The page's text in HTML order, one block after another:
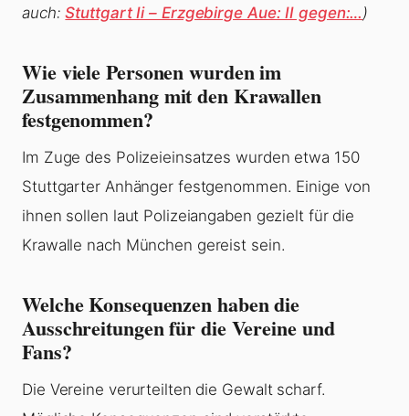
auch:Stuttgart Ii – Erzgebirge Aue: II gegen:…)
Wie viele Personen wurden im
Zusammenhang mit den Krawallen
festgenommen?
Im Zuge des Polizeieinsatzes wurden etwa 150
Stuttgarter Anhänger festgenommen. Einige von
ihnen sollen laut Polizeiangaben gezielt für die
Krawalle nach München gereist sein.
Welche Konsequenzen haben die
Ausschreitungen für die Vereine und
Fans?
Die Vereine verurteilten die Gewalt scharf.